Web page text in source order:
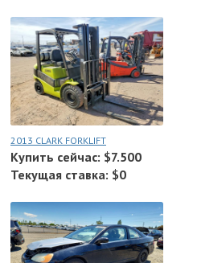
2013 CLARK FORKLIFT
Купить сейчас: $7.500
Текущая ставка: $0